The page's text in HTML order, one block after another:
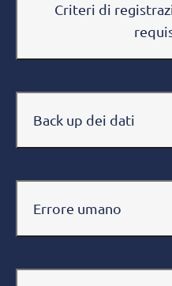
Criteri di
Back up dei dati
Errore umano